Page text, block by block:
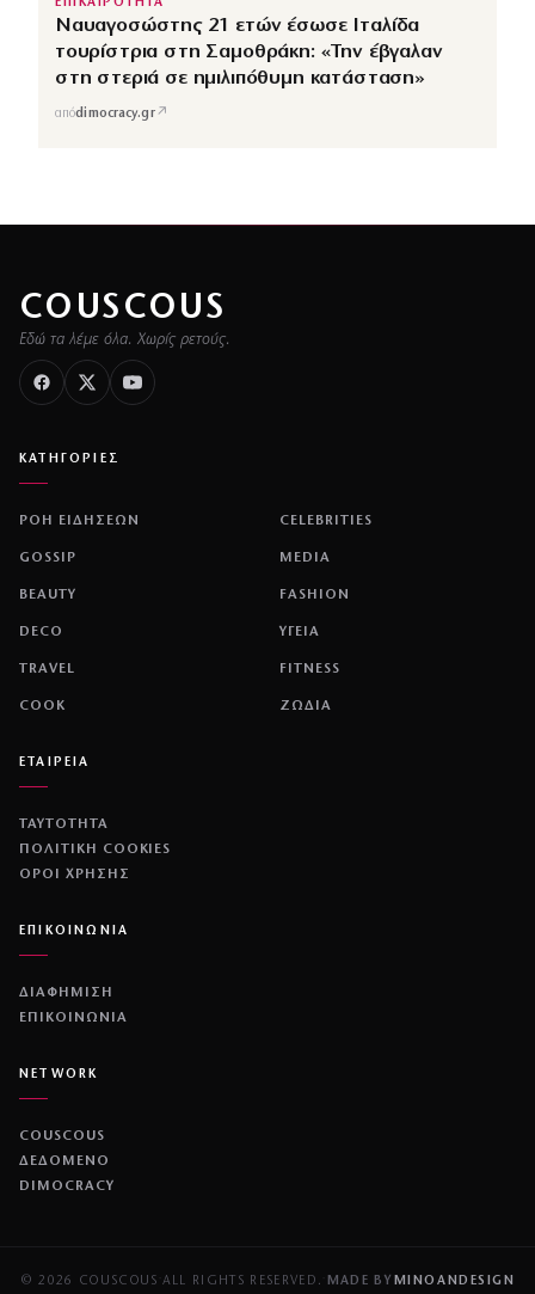
ΕΠΙΚΑΙΡΟΤΗΤΑ
Ναυαγοσώστης 21 ετών έσωσε Ιταλίδα
τουρίστρια στη Σαμοθράκη: «Την έβγαλαν
στη στεριά σε ημιλιπόθυμη κατάσταση»
απόdimocracy.gr↗
COUSCOUS
Εδώ τα λέμε όλα. Χωρίς ρετούς.
ΚΑΤΗΓΟΡΙΕΣ
ΡΟΗ ΕΙΔΗΣΕΩΝ CELEBRITIES
GOSSIP MEDIA
BEAUTY FASHION
DECO ΥΓΕΙΑ
TRAVEL FITNESS
COOK ΖΩΔΙΑ
ΕΤΑΙΡΕΙΑ
ΤΑΥΤΟΤΗΤΑ
ΠΟΛΙΤΙΚΉ COOKIES
ΌΡΟΙ ΧΡΉΣΗΣ
ΕΠΙΚΟΙΝΩΝΙΑ
ΔΙΑΦΗΜΙΣΗ
ΕΠΙΚΟΙΝΩΝΙΑ
NETWORK
COUSCOUS
ΔΕΔΟΜΕΝΟ
DIMOCRACY
© 2026 COUSCOUS ALL RIGHTS RESERVED. MADE BY MINOANDESIGN